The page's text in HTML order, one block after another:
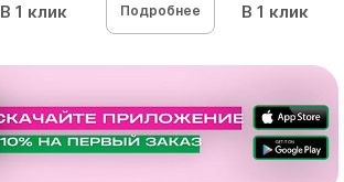
В 1 клик Подробнее В 1 клик